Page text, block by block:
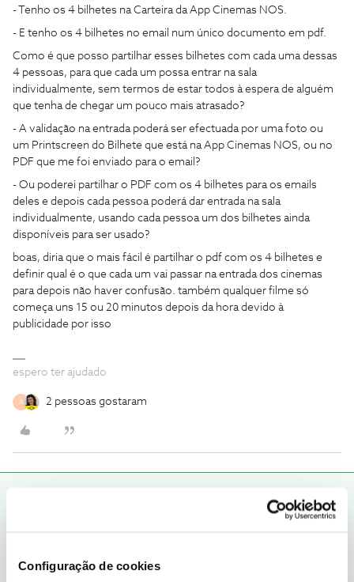
Configuração de cookies
- Tenho os 4 bilhetes na Carteira da App Cinemas NOS.
- E tenho os 4 bilhetes no email num único documento em pdf.
Como é que posso partilhar esses bilhetes com cada uma dessas
4 pessoas, para que cada um possa entrar na sala
individualmente, sem termos de estar todos à espera de alguém
que tenha de chegar um pouco mais atrasado?
- A validação na entrada poderá ser efectuada por uma foto ou
um Printscreen do Bilhete que está na App Cinemas NOS, ou no
PDF que me foi enviado para o email?
- Ou poderei partilhar o PDF com os 4 bilhetes para os emails
deles e depois cada pessoa poderá dar entrada na sala
individualmente, usando cada pessoa um dos bilhetes ainda
disponíveis para ser usado?
boas, diria que o mais fácil é partilhar o pdf com os 4 bilhetes e
definir qual é o que cada um vai passar na entrada dos cinemas
para depois não haver confusão. também qualquer filme só
começa uns 15 ou 20 minutos depois da hora devido à
publicidade por isso
espero ter ajudado
A 2 pessoas gostaram
Forum|Forum|2 months ago
@ByteSábiosobre o tema.